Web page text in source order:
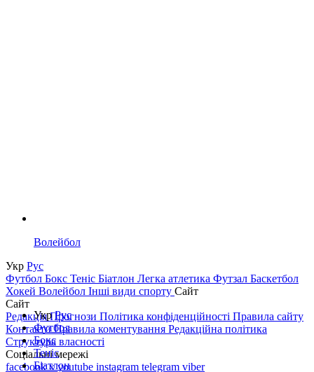
Волейбол
Укр Рус
Футбол Бокс Теніс Біатлон Легка атлетика Футзал Баскетбол
Хокей Волейбол Інші види спорту Сайт
Сайт
РедакціяПрогнози Політика конфіденційності Правила сайту
КонтактиПравила коментування Редакційна політика
Структура власності
Соціальні мережі
facebookxyoutube instagram telegram viber
УкрРус
Футбол
Бокс
Теніс
Біатлон